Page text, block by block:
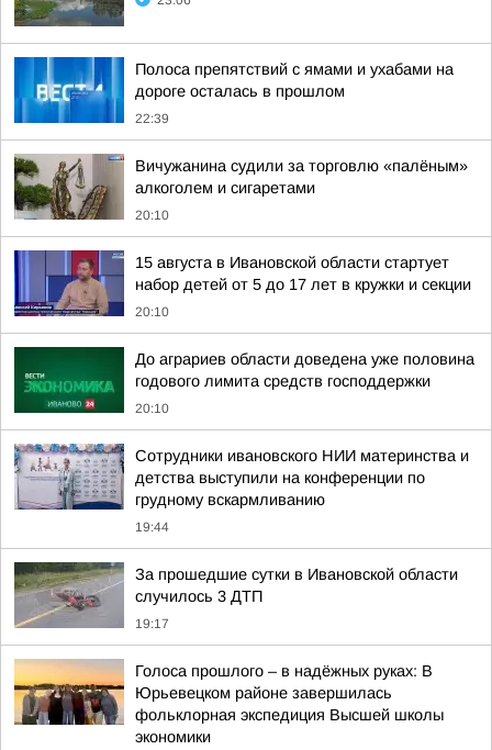
Полоса препятствий с ямами и ухабами на
дороге осталась в прошлом
22:39
Вичужанина судили за торговлю «палёным»
алкоголем и сигаретами
20:10
15 августа в Ивановской области стартует
набор детей от 5 до 17 лет в кружки и секции
20:10
До аграриев области доведена уже половина
годового лимита средств господдержки
20:10
Сотрудники ивановского НИИ материнства и
детства выступили на конференции по
грудному вскармливанию
19:44
За прошедшие сутки в Ивановской области
случилось 3 ДТП
19:17
Голоса прошлого – в надёжных руках: В
Юрьевецком районе завершилась
фольклорная экспедиция Высшей школы
экономики